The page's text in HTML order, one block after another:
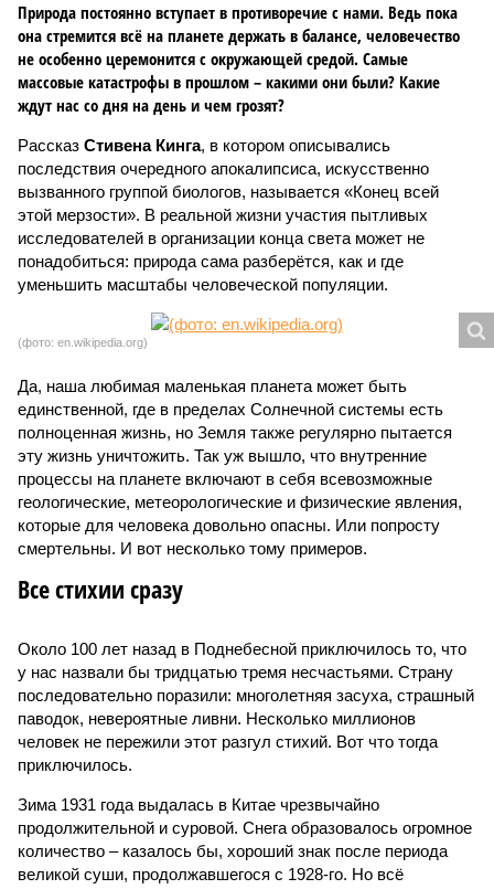
Природа постоянно вступает в противоречие с нами. Ведь пока
она стремится всё на планете держать в балансе, человечество
не особенно церемонится с окружающей средой. Самые
массовые катастрофы в прошлом – какими они были? Какие
ждут нас со дня на день и чем грозят?
Рассказ Стивена Кинга, в котором описывались
последствия очередного апокалипсиса, искусственно
вызванного группой биологов, называется «Конец всей
этой мерзости». В реальной жизни участия пытливых
исследователей в организации конца света может не
понадобиться: природа сама разберётся, как и где
уменьшить масштабы человеческой популяции.
(фото: en.wikipedia.org)
Да, наша любимая маленькая планета может быть
единственной, где в пределах Солнечной системы есть
полноценная жизнь, но Земля также регулярно пытается
эту жизнь уничтожить. Так уж вышло, что внутренние
процессы на планете включают в себя всевозможные
геологические, метеорологические и физические явления,
которые для человека довольно опасны. Или попросту
смертельны. И вот несколько тому примеров.
Все стихии сразу
Около 100 лет назад в Поднебесной приключилось то, что
у нас назвали бы тридцатью тремя несчастьями. Страну
последовательно поразили: многолетняя засуха, страшный
паводок, невероятные ливни. Несколько миллионов
человек не пережили этот разгул стихий. Вот что тогда
приключилось.
Зима 1931 года выдалась в Китае чрезвычайно
продолжительной и суровой. Снега образовалось огромное
количество – казалось бы, хороший знак после периода
великой суши, продолжавшегося с 1928-го. Но всё